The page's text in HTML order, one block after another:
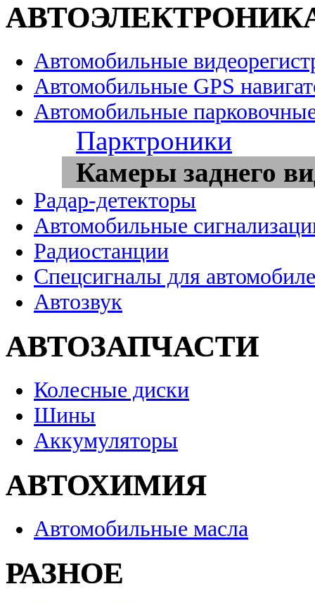
Автомобильные
Автомобильные GPS
Автомобильные
Парктроники
Камеры заднего
Радар-детекторы
Автомобильные
Радиостанции
Спецсигналы для
Автозвук
АВТОЗАПЧАСТИ
Колесные диски
Шины
Аккумуляторы
АВТОХИМИЯ
Автомобильные масла
РАЗНОЕ